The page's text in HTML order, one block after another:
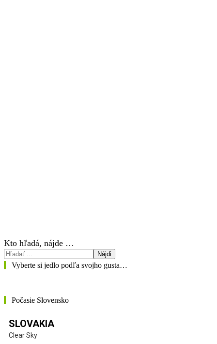
Kto hľadá, nájde …
Nájdi
Vyberte si jedlo podľa svojho gusta…
Počasie Slovensko
SLOVAKIA
Clear Sky